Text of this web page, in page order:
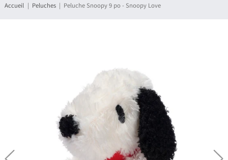
Accueil Peluches Peluche Snoopy 9 po - Snoopy Love